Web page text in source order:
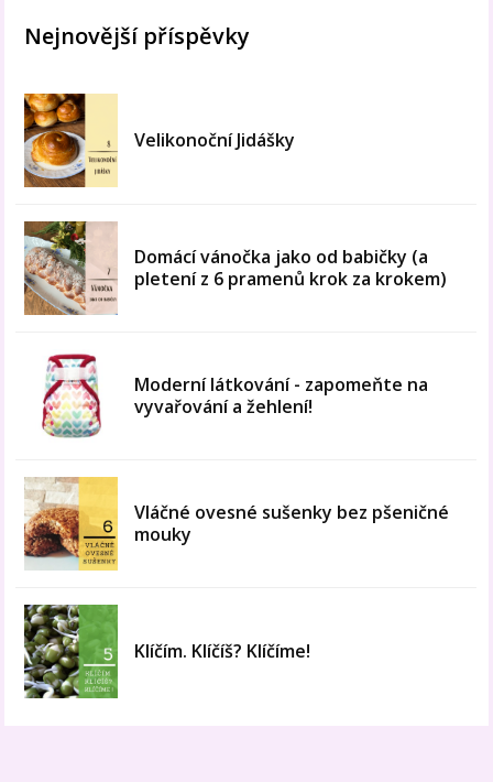
Nejnovější příspěvky
Velikonoční Jidášky
Domácí vánočka jako od babičky (a
pletení z 6 pramenů krok za krokem)
Moderní látkování - zapomeňte na
vyvařování a žehlení!
Vláčné ovesné sušenky bez pšeničné
mouky
Klíčím. Klíčíš? Klíčíme!